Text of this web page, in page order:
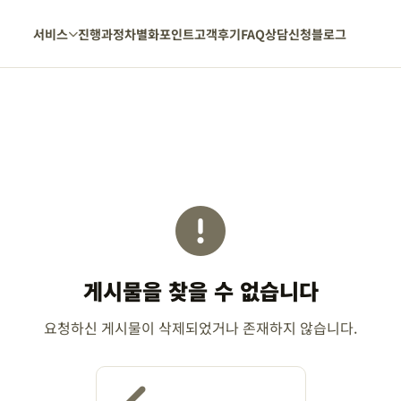
서비스 진행과정차별화포인트고객후기FAQ상담신청블로그
게시물을 찾을 수 없습니다
요청하신 게시물이 삭제되었거나 존재하지 않습니다.